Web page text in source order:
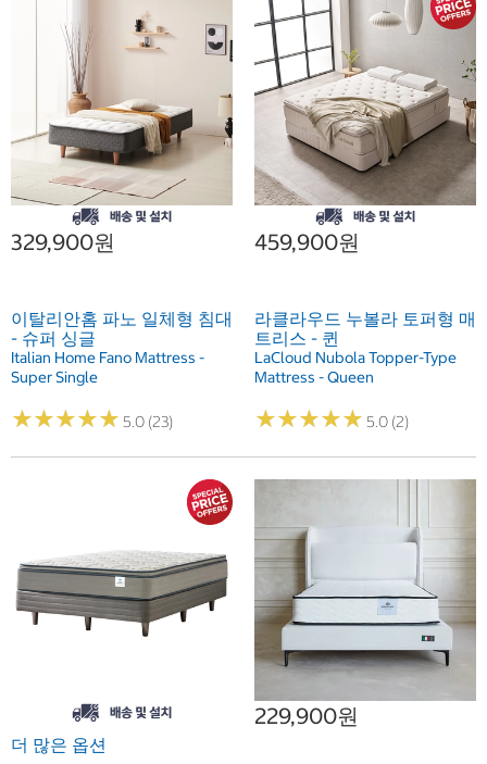
329,900원
이탈리안홈 파노 일체형 침대
- 슈퍼 싱글
Italian Home Fano Mattress -
Super Single
★★★★★
★★★★★ 5.0 (23)
459,900원
라클라우드 누볼라 토퍼형 매
트리스 - 퀸
LaCloud Nubola Topper-Type
Mattress - Queen
★★★★★
★★★★★ 5.0 (2)
더 많은 옵션
229,900원